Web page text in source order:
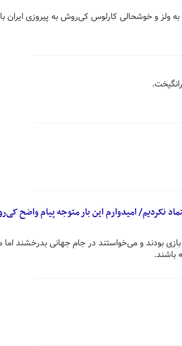
ولز و خوشحالی کارلوس کی‌روش به پیروزی ایران
نکردیم/ امیدوارم این بار متوجه پیام واضح
بودند و می‌خواستند در جام جهانی بدرخشند اما
باشند.